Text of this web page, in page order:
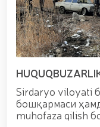
Sirdaryo viloyati
бошқармаси
muhofaza qilish